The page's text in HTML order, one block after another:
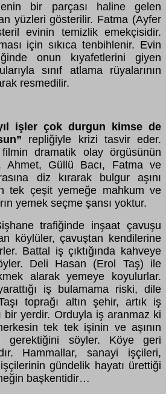
bir parçası haline gelen
yüzleri gösterilir. Fatma (Ayfer
evinin temizlik emekçisidir.
için sıkıca tenbihlenir. Evin
onun kıyafetlerini giyen
sınıf atlama rüyalarının
resmedilir.
işler çok durgun kimse de
repliğiyle krizi tasvir eder.
dramatik olay örgüsünün
Ahmet, Güllü Bacı, Fatma ve
diz kırarak bulgur aşını
tek çeşit yemeğe mahkum ve
yemek seçme şansı yoktur.
trafiğinde inşaat çavuşu
köylüler, çavuştan kendilerine
Battal iş çıktığında kahveye
Deli Hasan (Erol Taş) ile
alarak yemeye koyulurlar.
iş bulamama riski, dile
toprağı altın şehir, artık iş
bir yerdir. Orduyla iş aranmaz ki
tek tek işinin ve aşının
gerektiğini söyler. Köye geri
Hammallar, sanayi işçileri,
gündelik hayatı ürettiği
başkentidir…